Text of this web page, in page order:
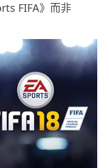
FIFA》而非